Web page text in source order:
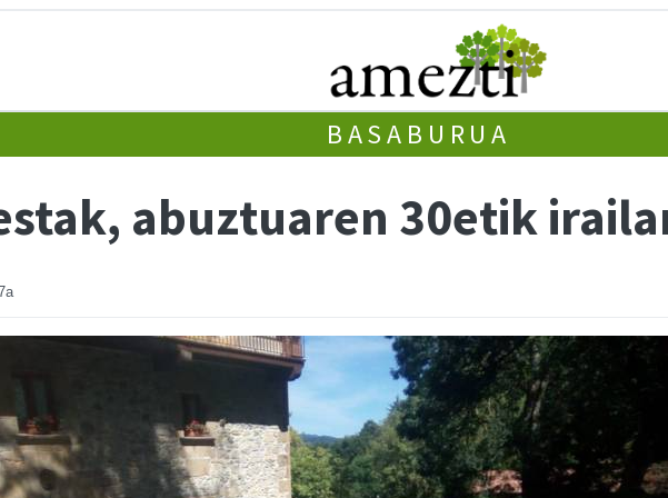
BASABURUA
abuztuaren 30etik